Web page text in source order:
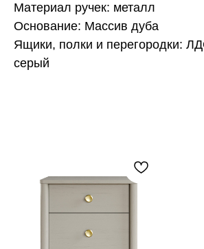
Материал ручек: металл
Основание: Массив дуба
Ящики, полки и перегородки:
серый